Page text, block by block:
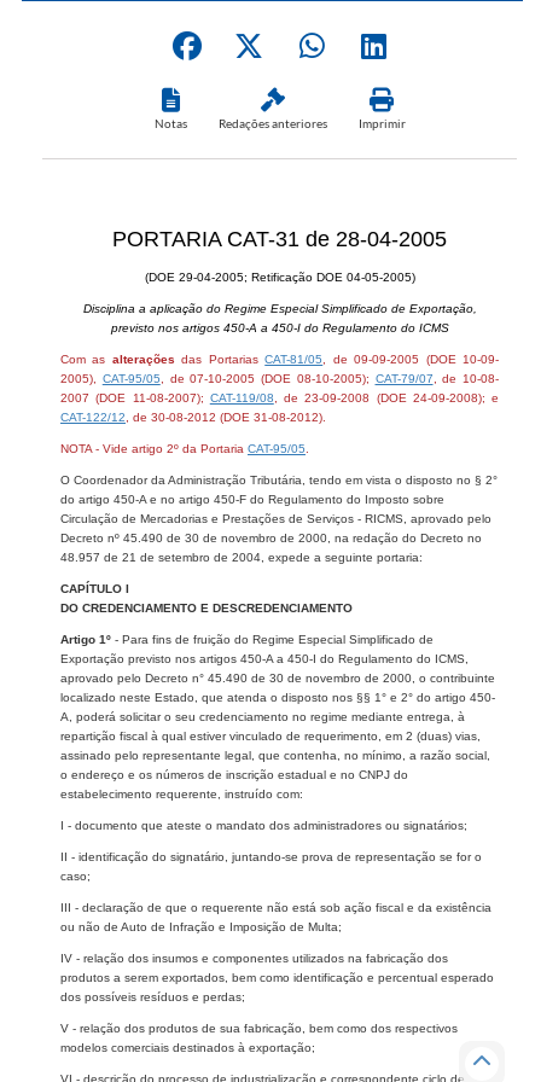
Notas Redações anteriores Imprimir
PORTARIA CAT-31 de 28-04-2005
(DOE 29-04-2005; Retificação DOE 04-05-2005)
Disciplina a aplicação do Regime Especial Simplificado de Exportação,
previsto nos artigos 450-A a 450-I do Regulamento do ICMS
Com as alterações das PortariasCAT-81/05
, de 09-09-2005 (DOE 10-09-
2005), CAT-95/05 , de 07-10-2005 (DOE 08-10-2005); CAT-79/07 , de 10-08-
2007 (DOE 11-08-2007); CAT-119/08 , de 23-09-2008 (DOE 24-09-2008); e
CAT-122/12 , de 30-08-2012 (DOE 31-08-2012).
NOTA - Vide artigo 2º da Portaria CAT-95/05
O Coordenador da Administração Tributária, tendo em vista o disposto no § 2°
do artigo 450-A e no artigo 450-F do Regulamento do Imposto sobre
Circulação de Mercadorias e Prestações de Serviços - RICMS, aprovado pelo
Decreto nº 45.490 de 30 de novembro de 2000, na redação do Decreto no
48.957 de 21 de setembro de 2004, expede a seguinte portaria:
CAPÍTULO I
DO CREDENCIAMENTO E DESCREDENCIAMENTO
Artigo 1º - Para fins de fruição do Regime Especial Simplificado de
Exportação previsto nos artigos 450-A a 450-I do Regulamento do ICMS,
aprovado pelo Decreto n° 45.490 de 30 de novembro de 2000, o contribuinte
localizado neste Estado, que atenda o disposto nos §§ 1° e 2° do artigo 450-
A, poderá solicitar o seu credenciamento no regime mediante entrega, à
repartição fiscal à qual estiver vinculado de requerimento, em 2 (duas) vias,
assinado pelo representante legal, que contenha, no mínimo, a razão social,
o endereço e os números de inscrição estadual e no CNPJ do
estabelecimento requerente, instruído com:
I - documento que ateste o mandato dos administradores ou signatários;
II - identificação do signatário, juntando-se prova de representação se for o
caso;
III - declaração de que o requerente não está sob ação fiscal e da existência
ou não de Auto de Infração e Imposição de Multa;
IV - relação dos insumos e componentes utilizados na fabricação dos
produtos a serem exportados, bem como identificação e percentual esperado
dos possíveis resíduos e perdas;
V - relação dos produtos de sua fabricação, bem como dos respectivos
modelos comerciais destinados à exportação;
VI - descrição do processo de industrialização e correspondente ciclo de